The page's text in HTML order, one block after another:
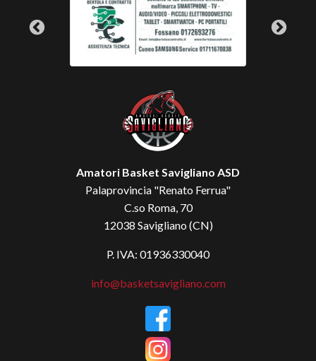
Amatori Basket Savigliano ASD
Palaprovincia "Renato Ferrua"
C.so Roma, 70
12038 Savigliano (CN)
P. IVA: 01936330040
info@basketsavigliano.com